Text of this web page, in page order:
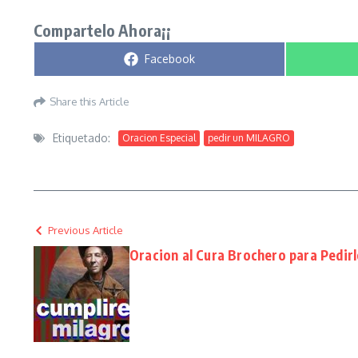
Compartelo Ahora¡¡
Compartir en
Facebook
Share this Article
Etiquetado: Oracion Especial pedir un MILAGRO
Previous Article
Oracion al Cura Brochero para